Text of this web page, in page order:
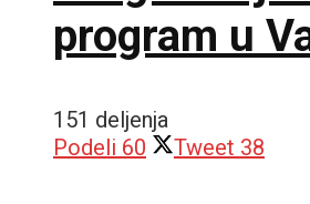
program u
151 deljenja
Podeli 60 Tweet 38